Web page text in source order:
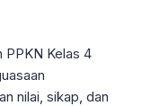
PPKN Kelas 4
nilai, sikap, dan